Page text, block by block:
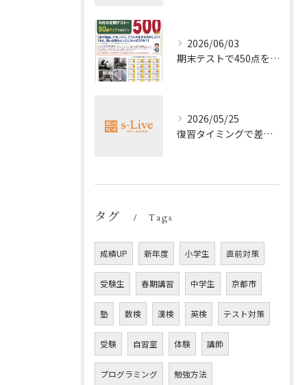
2026/06/03
期末テストで450点を取る勉強法
2026/05/25
復習タイミングで差がつく勉強法
タグ Tags
成績UP 新年度 小学生 直前対策
受験生 春期講習 中学生 京都市
塾 数検 漢検 英検 テスト対策
受験 自習室 体験 講師
プログラミング 勉強方法